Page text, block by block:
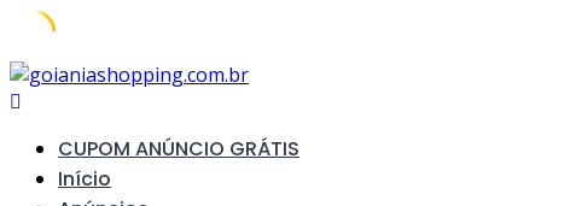
Skip
to
CUPOM ANÚNCIO GRÁTIS
Início